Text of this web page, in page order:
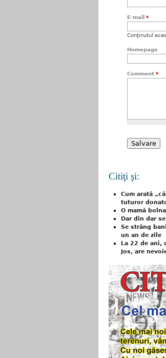
E-mail *
Conţinutul
Homepage
Comment *
Citiţi şi:
Cum arată
tuturor
O mamă
Dar din dar
Se strâng
un an de zile
La 22 de ani,
Jos, are